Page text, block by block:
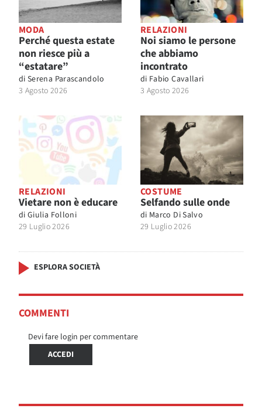
MODA
Perché questa estate
non riesce più a
“estatare”
di Serena Parascandolo
3 Agosto 2026
RELAZIONI
Noi siamo le persone
che abbiamo
incontrato
di Fabio Cavallari
3 Agosto 2026
RELAZIONI
Vietare non è educare
di Giulia Folloni
29 Luglio 2026
COSTUME
Selfando sulle onde
di Marco Di Salvo
29 Luglio 2026
ESPLORA SOCIETÀ
COMMENTI
Devi fare login per commentare
ACCEDI